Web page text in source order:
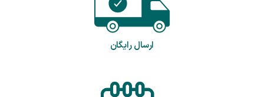
ارسال رایگان